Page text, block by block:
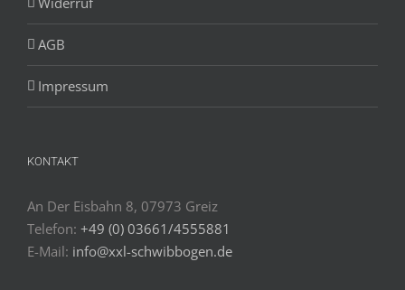
AGB
Impressum
KONTAKT
An Der Eisbahn 8, 07973 Greiz
Telefon: +49 (0) 03661/4555881
E-Mail: info@xxl-schwibbogen.de